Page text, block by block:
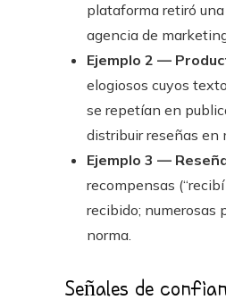
plataforma retiró
agencia de
Ejemplo 2 —
elogiosos cuyos
se repetían en
distribuir reseñas en
Ejemplo 3 —
recompensas
recibido; numerosas
norma.
Señales de